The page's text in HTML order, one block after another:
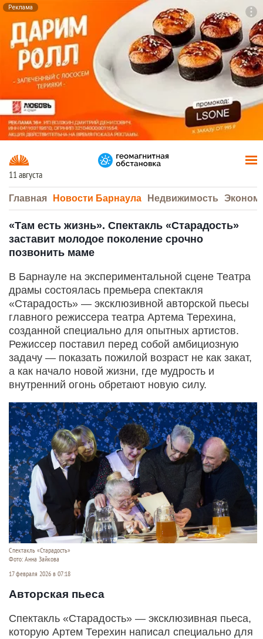
Реклама
11 августа
Главная Новости Барнаула Недвижимость
«Там есть жизнь». Спектакль «Старадость»
заставит молодое поколение срочно
позвонить маме
В Барнауле на экспериментальной сцене Театра
драмы состоялась премьера спектакля
«Старадость» — эксклюзивной авторской пьесы
главного режиссера театра Артема Терехина,
созданной специально для опытных артистов.
Режиссер поставил перед собой амбициозную
задачу — показать пожилой возраст не как закат,
а как начало новой жизни, где мудрость и
внутренний огонь обретают новую силу.
Спектакль «Старадость»
Фото: Анна Зайкова
17 февраля 2026 в 07:18
Авторская пьеса
Спектакль «Старадость» — эксклюзивная пьеса,
которую Артем Терехин написал специально для